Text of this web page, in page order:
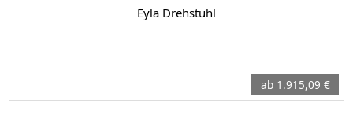
Eyla Drehstuhl
ab 1.915,09 €